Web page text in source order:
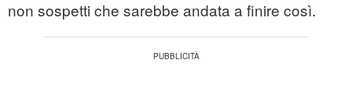
non sospetti che sarebbe andata a finire così.